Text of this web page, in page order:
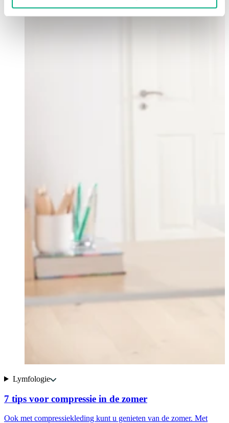
Lymfologie
7 tips voor compressie in de zomer
Ook met compressiekleding kunt u genieten van de zomer. Met